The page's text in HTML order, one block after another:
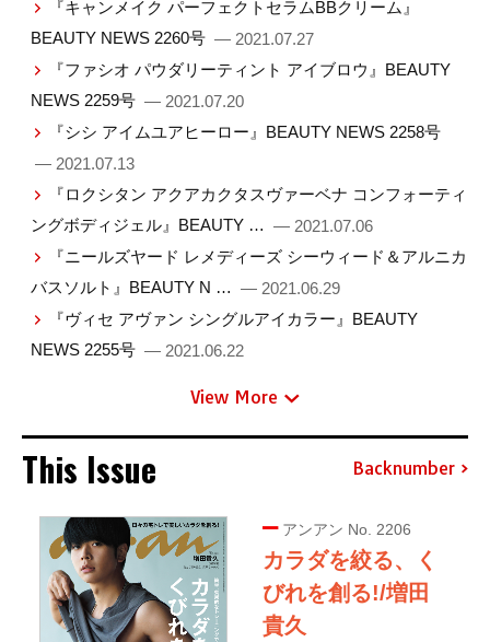
『キャンメイク パーフェクトセラムBBクリーム』
BEAUTY NEWS 2260号 — 2021.07.27
『ファシオ パウダリーティント アイブロウ』BEAUTY
NEWS 2259号 — 2021.07.20
『シシ アイムユアヒーロー』BEAUTY NEWS 2258号
— 2021.07.13
『ロクシタン アクアカクタスヴァーベナ コンフォーティ
ングボディジェル』BEAUTY … — 2021.07.06
『ニールズヤード レメディーズ シーウィード＆アルニカ
バスソルト』BEAUTY N … — 2021.06.29
『ヴィセ アヴァン シングルアイカラー』BEAUTY
NEWS 2255号 — 2021.06.22
View More
This Issue Backnumber
アンアン No. 2206
カラダを絞る、く
びれを創る!/増田
貴久